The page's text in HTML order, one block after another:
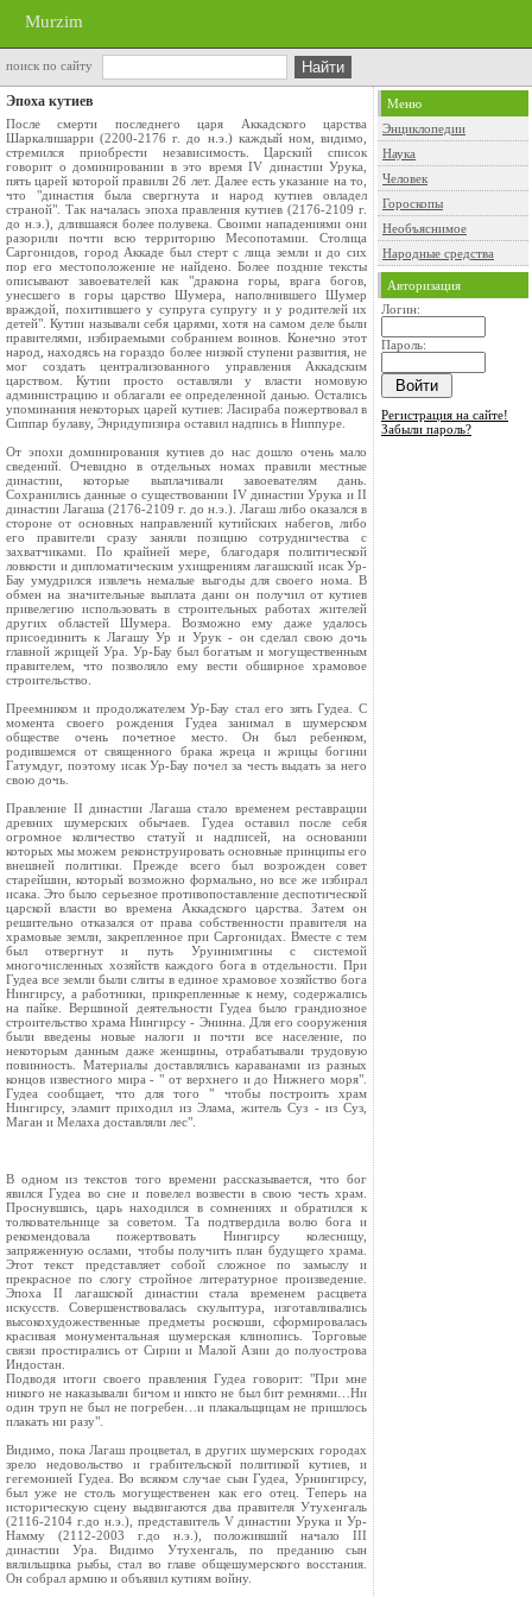
Murzim
поиск по сайту
Эпоха кутиев
После смерти последнего царя Аккадского царства
Шаркалишарри (2200-2176 г. до н.э.) каждый ном, видимо,
стремился приобрести независимость. Царский список
говорит о доминировании в это время IV династии Урука,
пять царей которой правили 26 лет. Далее есть указание на то,
что "династия была свергнута и народ кутиев овладел
страной". Так началась эпоха правления кутиев (2176-2109 г.
до н.э.), длившаяся более полувека. Своими нападениями они
разорили почти всю территорию Месопотамии. Столица
Саргонидов, город Аккаде был стерт с лица земли и до сих
пор его местоположение не найдено. Более поздние тексты
описывают завоевателей как "дракона горы, врага богов,
унесшего в горы царство Шумера, наполнившего Шумер
враждой, похитившего у супруга супругу и у родителей их
детей". Кутии называли себя царями, хотя на самом деле были
правителями, избираемыми собранием воинов. Конечно этот
народ, находясь на гораздо более низкой ступени развития, не
мог создать централизованного управления Аккадским
царством. Кутии просто оставляли у власти номовую
администрацию и облагали ее определенной данью. Остались
упоминания некоторых царей кутиев: Ласираба пожертвовал в
Сиппар булаву, Энридупизира оставил надпись в Ниппуре.
От эпохи доминирования кутиев до нас дошло очень мало
сведений. Очевидно в отдельных номах правили местные
династии, которые выплачивали завоевателям дань.
Сохранились данные о существовании IV династии Урука и II
династии Лагаша (2176-2109 г. до н.э.). Лагаш либо оказался в
стороне от основных направлений кутийских набегов, либо
его правители сразу заняли позицию сотрудничества с
захватчиками. По крайней мере, благодаря политической
ловкости и дипломатическим ухищрениям лагашский исак Ур-
Бау умудрился извлечь немалые выгоды для своего нома. В
обмен на значительные выплата дани он получил от кутиев
привелегию использовать в строительных работах жителей
других областей Шумера. Возможно ему даже удалось
присоединить к Лагашу Ур и Урук - он сделал свою дочь
главной жрицей Ура. Ур-Бау был богатым и могущественным
правителем, что позволяло ему вести обширное храмовое
строительство.
Преемником и продолжателем Ур-Бау стал его зять Гудеа. С
момента своего рождения Гудеа занимал в шумерском
обществе очень почетное место. Он был ребенком,
родившемся от священного брака жреца и жрицы богини
Гатумдуг, поэтому исак Ур-Бау почел за честь выдать за него
свою дочь.
Правление II династии Лагаша стало временем реставрации
древних шумерских обычаев. Гудеа оставил после себя
огромное количество статуй и надписей, на основании
которых мы можем реконструировать основные принципы его
внешней политики. Прежде всего был возрожден совет
старейшин, который возможно формально, но все же избирал
исака. Это было серьезное противопоставление деспотической
царской власти во времена Аккадского царства. Затем он
решительно отказался от права собственности правителя на
храмовые земли, закрепленное при Саргонидах. Вместе с тем
был отвергнут и путь Уруинимгины с системой
многочисленных хозяйств каждого бога в отдельности. При
Гудеа все земли были слиты в единое храмовое хозяйство бога
Нингирсу, а работники, прикрепленные к нему, содержались
на пайке. Вершиной деятельности Гудеа было грандиозное
строительство храма Нингирсу - Энинна. Для его сооружения
были введены новые налоги и почти все население, по
некоторым данным даже женщины, отрабатывали трудовую
повинность. Материалы доставлялись караванами из разных
концов известного мира - " от верхнего и до Нижнего моря".
Гудеа сообщает, что для того " чтобы построить храм
Нингирсу, эламит приходил из Элама, житель Суз - из Суз,
Маган и Мелаха доставляли лес".
В одном из текстов того времени рассказывается, что бог
явился Гудеа во сне и повелел возвести в свою честь храм.
Проснувшись, царь находился в сомнениях и обратился к
толковательнице за советом. Та подтвердила волю бога и
рекомендовала пожертвовать Нингирсу колесницу,
запряженную ослами, чтобы получить план будущего храма.
Этот текст представляет собой сложное по замыслу и
прекрасное по слогу стройное литературное произведение.
Эпоха II лагашской династии стала временем расцвета
искусств. Совершенствовалась скульптура, изготавливались
высокохудожественные предметы роскоши, сформировалась
красивая монументальная шумерская клинопись. Торговые
связи простирались от Сирии и Малой Азии до полуострова
Индостан.
Подводя итоги своего правления Гудеа говорит: "При мне
никого не наказывали бичом и никто не был бит ремнями…Ни
один труп не был не погребен…и плакальщицам не пришлось
плакать ни разу".
Видимо, пока Лагаш процветал, в других шумерских городах
зрело недовольство и грабительской политикой кутиев, и
гегемонией Гудеа. Во всяком случае сын Гудеа, Урнингирсу,
был уже не столь могущественен как его отец. Теперь на
историческую сцену выдвигаются два правителя Утухенгаль
(2116-2104 г.до н.э.), представитель V династии Урука и Ур-
Намму (2112-2003 г.до н.э.), положивший начало III
династии Ура. Видимо Утухенгаль, по преданию сын
вялильщика рыбы, стал во главе общешумерского восстания.
Он собрал армию и объявил кутиям войну.
Меню
Энциклопедии
Наука
Человек
Гороскопы
Необъяснимое
Народные средства
Авторизация
Логин:
Пароль:
Регистрация на сайте!
Забыли пароль?